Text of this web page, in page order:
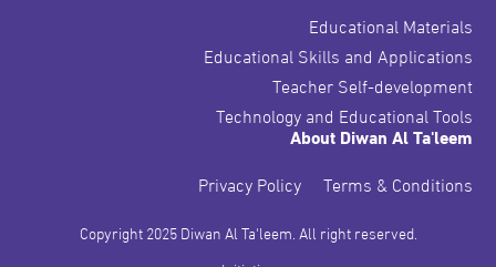
About Diwan Al Ta'leem
Privacy Policy
Terms & Conditions
Educational Materials
Educational Skills and Applications
Teacher Self-development
Technology and Educational Tools
Copyright 2025 Diwan Al Ta'leem. All right reserved.